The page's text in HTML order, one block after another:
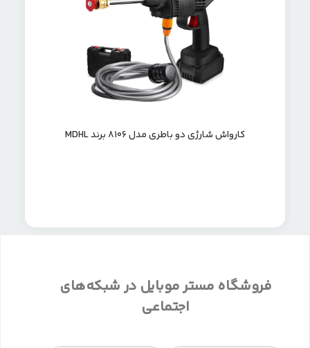
کارواش شارژی دو باطری مدل 8106 برند MDHL
فروشگاه مستر موبایل در شبکه‌های
اجتماعی